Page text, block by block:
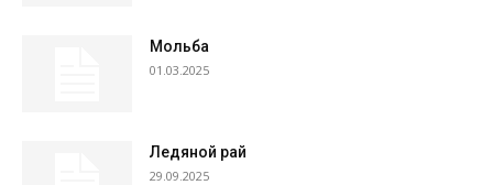
Мольба
01.03.2025
Ледяной рай
29.09.2025